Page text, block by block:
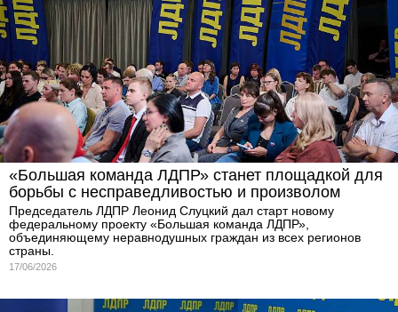
«Большая команда ЛДПР» станет площадкой для
борьбы с несправедливостью и произволом
Председатель ЛДПР Леонид Слуцкий дал старт новому
федеральному проекту «Большая команда ЛДПР»,
объединяющему неравнодушных граждан из всех регионов
страны.
17/06/2026